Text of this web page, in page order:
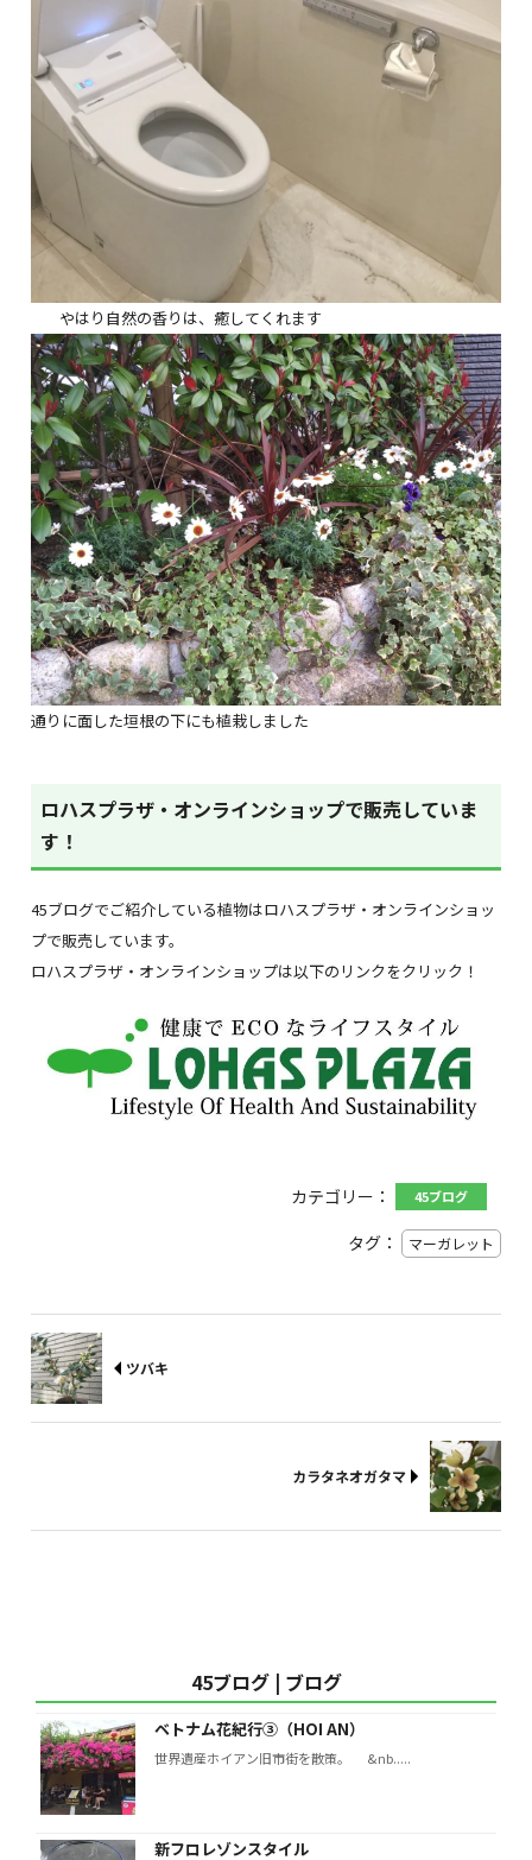
やはり自然の香りは、癒してくれます
通りに面した垣根の下にも植栽しました
ロハスプラザ・オンラインショップで販売していま
す！
45ブログでご紹介している植物はロハスプラザ・オンラインショッ
プで販売しています。
ロハスプラザ・オンラインショップは以下のリンクをクリック！
カテゴリー： 45ブログ
タグ： マーガレット
ツバキ
カラタネオガタマ
45ブログ | ブログ
ベトナム花紀行③（HOI AN）
世界遺産ホイアン旧市街を散策。 &nb.....
新フロレゾンスタイル